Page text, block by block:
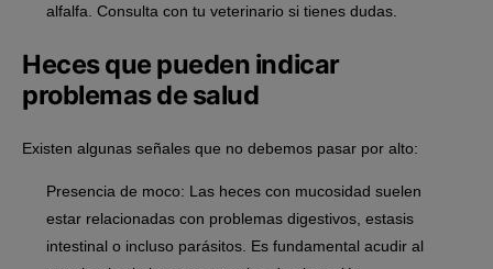
alfalfa. Consulta con tu veterinario si tienes dudas.
Heces que pueden indicar
problemas de salud
Existen algunas señales que no debemos pasar por alto:
Presencia de moco: Las heces con mucosidad suelen
estar relacionadas con problemas digestivos, estasis
intestinal o incluso parásitos. Es fundamental acudir al